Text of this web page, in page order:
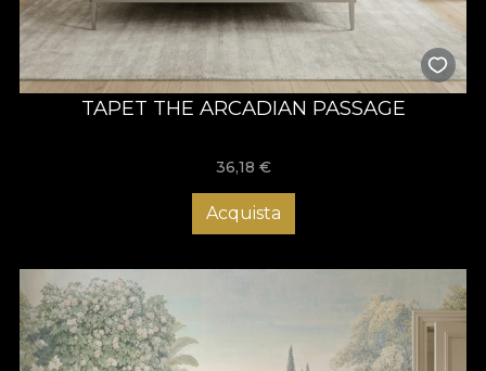
TAPET THE ARCADIAN PASSAGE
36,18 €
Acquista